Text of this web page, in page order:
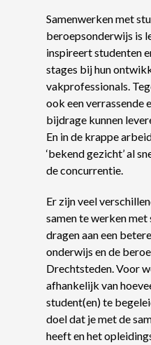
Samenwerken met
beroepsonderwijs is
inspireert studenten
stages bij hun
vakprofessionals.
ook een verrassende
bijdrage kunnen
En in de krappe
‘bekend gezicht’ al
de concurrentie.
Er zijn veel
samen te werken
dragen aan een
onderwijs en de
Drechtsteden. Voor
afhankelijk van
student(en) te
doel dat je met de
heeft en het